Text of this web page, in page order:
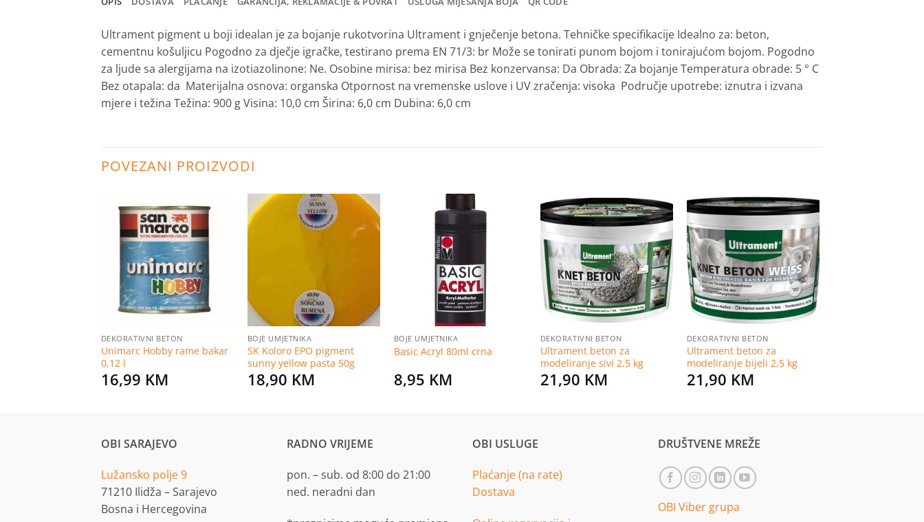
Ultrament pigment u boji idealan je za bojanje rukotvorina Ultrament i gnječenje betona. Tehničke specifikacije Idealno za: beton,
cementnu košuljicu Pogodno za dječje igračke, testirano prema EN 71/3: br Može se tonirati punom bojom i tonirajućom bojom. Pogodno
za ljude sa alergijama na izotiazolinone: Ne. Osobine mirisa: bez mirisa Bez konzervansa: Da Obrada: Za bojanjeTemperatura obrade: 5 ° C
Bez otapala: da Materijalna osnova: organska Otpornost na vremenske uslove i UV zračenja: visoka Područje upotrebe: iznutra i izvana
mjere i težina Težina: 900 gVisina: 10,0 cm Širina: 6,0 cm Dubina: 6,0 cm
POVEZANI PROIZVODI
Dodaj
na
želja
DEKORATIVNI BETON
Unimarc Hobby rame bakar
0,12 l
16,99 KM
Dodaj
na
BOJE UMJETNIKA
SK Koloro EPO pigment
sunny yellow pasta 50g
18,90 KM
BOJE UMJETNIKA
Basic Acryl 80ml crna
8,95 KM
Dodaj
na
listu
želja
DEKORATIVNI BETON
Ultrament beton za
modeliranje sivi 2,5 kg
21,90 KM
Dodaj
na
listu
želja
DEKORATIVNI BETON
Ultrament beton za
modeliranje bijeli 2,5 kg
21,90 KM
OBI SARAJEVO
Lužansko polje 9
71210 Ilidža – Sarajevo
Bosna i Hercegovina
RADNO VRIJEME
pon. – sub. od 8:00 do 21:00
ned. neradni dan
OBI USLUGE
Plaćanje (na rate)
Dostava
DRUŠTVENE MREŽE
OBI Viber grupa